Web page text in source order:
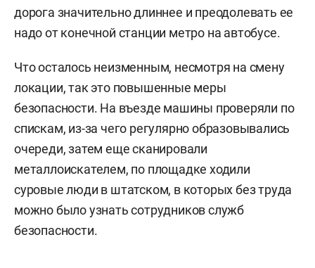
дорога значительно длиннее и преодолевать ее
надо от конечной станции метро на автобусе.
Что осталось неизменным, несмотря на смену
локации, так это повышенные меры
безопасности. На въезде машины проверяли по
спискам, из-за чего регулярно образовывались
очереди, затем еще сканировали
металлоискателем, по площадке ходили
суровые люди в штатском, в которых без труда
можно было узнать сотрудников служб
безопасности.